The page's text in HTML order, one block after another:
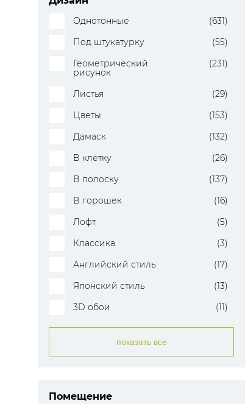
Однотонные
(631)
Под штукатурку
(55)
Геометрический
рисунок
(231)
Листья
(29)
Цветы
(153)
Дамаск
(132)
В клетку
(26)
В полоску
(137)
В горошек
(16)
Лофт
(5)
Классика
(3)
Английский стиль
(17)
Японский стиль
(13)
3D обои
(11)
показать все
Помещение